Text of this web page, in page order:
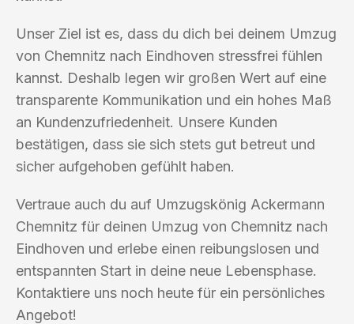
Unser Ziel ist es, dass du dich bei deinem Umzug
von Chemnitz nach Eindhoven stressfrei fühlen
kannst. Deshalb legen wir großen Wert auf eine
transparente Kommunikation und ein hohes Maß
an Kundenzufriedenheit. Unsere Kunden
bestätigen, dass sie sich stets gut betreut und
sicher aufgehoben gefühlt haben.
Vertraue auch du auf Umzugskönig Ackermann
Chemnitz für deinen Umzug von Chemnitz nach
Eindhoven und erlebe einen reibungslosen und
entspannten Start in deine neue Lebensphase.
Kontaktiere uns noch heute für ein persönliches
Angebot!